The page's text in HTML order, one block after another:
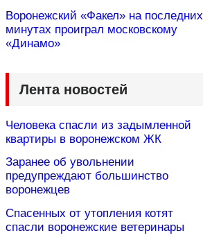
Воронежский «Факел» на последних
минутах проиграл московскому
«Динамо»
Лента новостей
Человека спасли из задымленной
квартиры в воронежском ЖК
Заранее об увольнении
предупреждают большинство
воронежцев
Спасенных от утопления котят
спасли воронежские ветеринары